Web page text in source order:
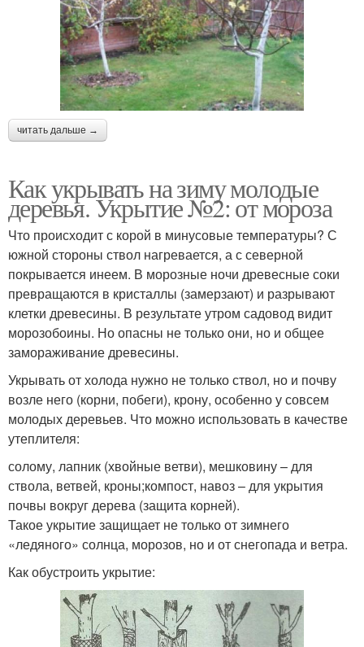
читать дальше →
Как укрывать на зиму молодые
деревья. Укрытие №2: от мороза
Что происходит с корой в минусовые температуры? С
южной стороны ствол нагревается, а с северной
покрывается инеем. В морозные ночи древесные соки
превращаются в кристаллы (замерзают) и разрывают
клетки древесины. В результате утром садовод видит
морозобоины. Но опасны не только они, но и общее
замораживание древесины.
Укрывать от холода нужно не только ствол, но и почву
возле него (корни, побеги), крону, особенно у совсем
молодых деревьев. Что можно использовать в качестве
утеплителя:
солому, лапник (хвойные ветви), мешковину – для
ствола, ветвей, кроны;компост, навоз – для укрытия
почвы вокруг дерева (защита корней).
Такое укрытие защищает не только от зимнего
«ледяного» солнца, морозов, но и от снегопада и ветра.
Как обустроить укрытие: